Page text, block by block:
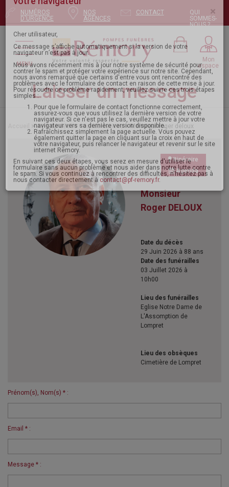
NUMÉROS
D'URGENCE
NOS
AGENCES
CONTACT
QUI
SOMMES-
NOUS ?
MENU
Mon
espace
Laisser un message
>Avis de décès - condoléances> Monsieur roger deloux
Itinéraire
Agenda
Monsieur
Roger DELOUX
Date du décès
29 Juin 2026 à 88 ans
Date des funérailles
03 Juillet 2026 à
10h00
Lieu des funérailles
Eglise Notre Dame de
L'Assomption de
Lompret
Lieu des obsèques
Cimetière de Lompret
Prénom(s), Nom(s) * :
Email * :
Message * :
Pour envoyer votre message, mettez à jour
votre navigateur
×
Cher utilisateur,
Ce message s’affiche automatiquement si la version de votre
navigateur n’est pas à jour.
Nous avons récemment mis à jour notre système de sécurité pour
contrer le spam et protéger votre expérience sur notre site. Cependant,
nous avons remarqué que certains d'entre vous ont rencontré des
problèmes avec le formulaire de contact en raison de cette mise à jour.
Pour résoudre ce problème rapidement, veuillez suivre ces trois étapes
simples :
Pour que le formulaire de contact fonctionne correctement,
assurez-vous que vous utilisez la dernière version de votre
navigateur. Si ce n'est pas le cas, veuillez mettre à jour votre
navigateur vers sa dernière version disponible.
Rafraîchissez simplement la page actuelle. Vous pouvez
également quitter la page en cliquant sur la croix en haut de
votre navigateur, puis relancer le navigateur et revenir sur le site
internet Remory.
En suivant ces deux étapes, vous serez en mesure d'utiliser le
formulaire sans aucun problème et nous aider dans notre lutte contre
le spam. Si vous continuez à rencontrer des difficultés, n'hésitez pas à
nous contacter directement àcontact@pf-remory.fr.